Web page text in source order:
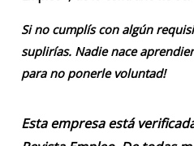
Si no cumplís con algún
suplirías. Nadie nace
para no ponerle voluntad!
Esta empresa está